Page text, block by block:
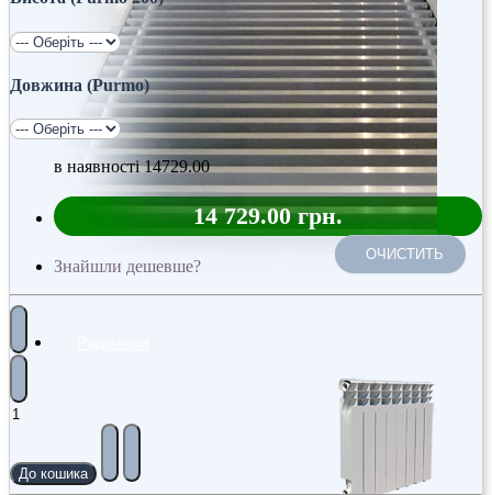
Довжина (Purmo)
в наявності14729.00
14 729.00 грн.
Знайшли дешевше?
ОЧИСТИТЬ
До кошика